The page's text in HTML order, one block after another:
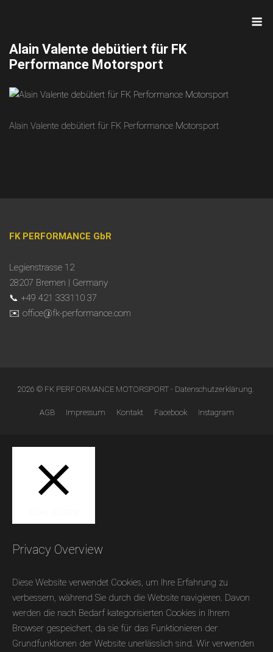
Alain Valente debütiert für FK
Performance Motorsport
Alain Valente debütiert für FK Performance Motorsport
FK PERFORMANCE GbR
Legienstrasse 12
28207 Bremen | Germany
📞 +49 421 333110 37
✉️ office@fk-performance.com
2026 © FK PERFORMANCE MOTORSPORT - Datenschutzerklärung.
AGB Impressum Kontakt Facebook Instagram
Privacy Overview
Diese Website verwendet Cookies, um Ihre Erfahrung zu
verbessern, während Sie durch die Website navigieren. Davon
werden die nach Bedarf kategorisierten Cookies in Ihrem
Browser gespeichert, da sie für das Funktionieren der
Grundfunktionen der Website unerlässlich sind. Wir verwenden